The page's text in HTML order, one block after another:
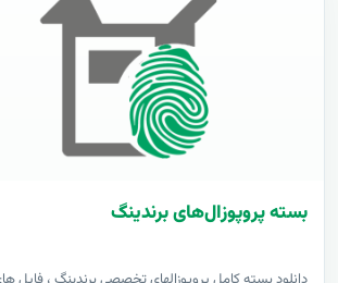
بسته پروپوزال‌های برندینگ